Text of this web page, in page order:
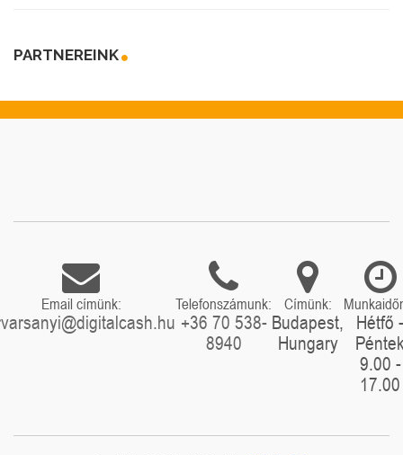
PARTNEREINK
Email címünk: Telefonszámunk:
+36 70 538-
8940
Címünk:
Budapest,
Hungary
Hétfő -
9.00 -
17.00